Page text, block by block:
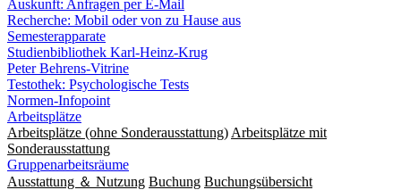
Auskunft: Anfragen per E-Mail
Recherche: Mobil oder von zu Hause aus
Semesterapparate
Studienbibliothek Karl-Heinz-Krug
Peter Behrens-Vitrine
Testothek: Psychologische Tests
Normen-Infopoint
Arbeitsplätze
Arbeitsplätze (ohne Sonderausstattung) Arbeitsplätze mit
Sonderausstattung
Gruppenarbeitsräume
Ausstattung ＆ Nutzung Buchung Buchungsübersicht